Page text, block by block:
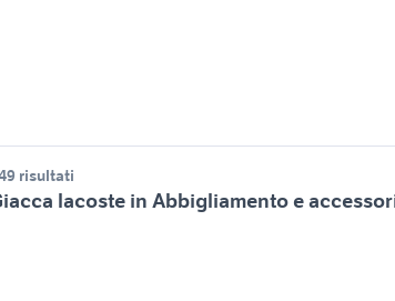
risultati
lacoste in Abbigliamento e